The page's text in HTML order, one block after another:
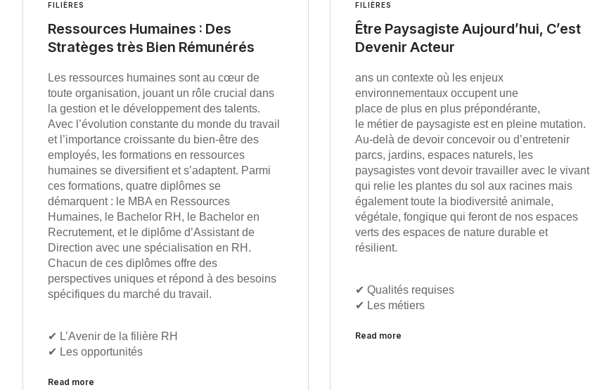
FILIÈRES
Ressources Humaines : Des
Stratèges très Bien Rémunérés
Les ressources humaines sont au cœur de
toute organisation, jouant un rôle crucial dans
la gestion et le développement des talents.
Avec l’évolution constante du monde du travail
et l’importance croissante du bien-être des
employés, les formations en ressources
humaines se diversifient et s’adaptent. Parmi
ces formations, quatre diplômes se
démarquent : le MBA en Ressources
Humaines, le Bachelor RH, le Bachelor en
Recrutement, et le diplôme d’Assistant de
Direction avec une spécialisation en RH.
Chacun de ces diplômes offre des
perspectives uniques et répond à des besoins
spécifiques du marché du travail.
✔︎ L’Avenir de la filière RH
✔︎ Les opportunités
Read more
FILIÈRES
Être Paysagiste Aujourd’hui, C’est
Devenir Acteur
ans un contexte où les enjeux
environnementaux occupent une
place de plus en plus prépondérante,
le métier de paysagiste est en pleine mutation.
Au-delà de devoir concevoir ou d’entretenir
parcs, jardins, espaces naturels, les
paysagistes vont devoir travailler avec le vivant
qui relie les plantes du sol aux racines mais
également toute la biodiversité animale,
végétale, fongique qui feront de nos espaces
verts des espaces de nature durable et
résilient.
✔︎ Qualités requises
✔︎ Les métiers
Read more